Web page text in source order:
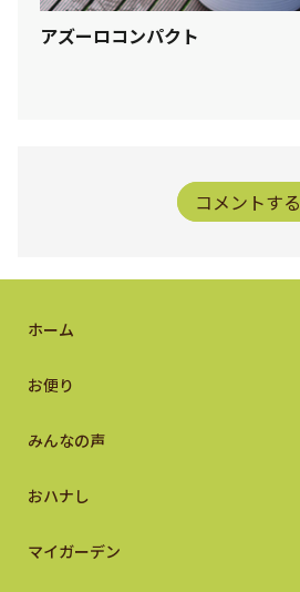
アズーロコンパクト
コメントする
ホーム
お便り
みんなの声
おハナし
マイガーデン